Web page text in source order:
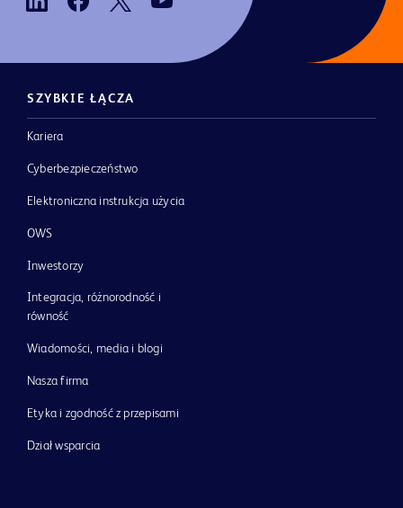
SZYBKIE ŁĄCZA
Kariera
Cyberbezpieczeństwo
Elektroniczna instrukcja użycia
OWS
Inwestorzy
Integracja, różnorodność i
równość
Wiadomości, media i blogi
Nasza firma
Etyka i zgodność z przepisami
Dział wsparcia